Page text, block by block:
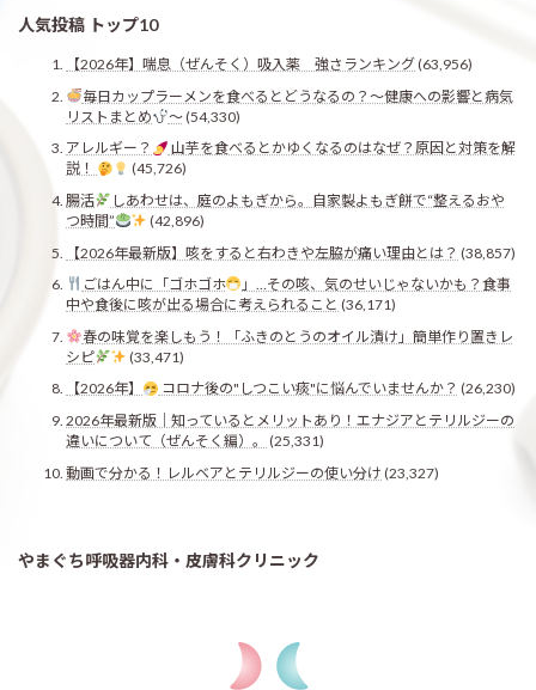
人気投稿 トップ10
【2026年】喘息（ぜんそく）吸入薬 強さランキング(63,956)
毎日カップラーメンを食べるとどうなるの？〜健康への影響と病気
リストまとめ
〜(54,330)
アレルギー？
山芋を食べるとかゆくなるのはなぜ？原因と対策を解
説！
(45,726)
腸活
しあわせは、庭のよもぎから。自家製よもぎ餅で“整えるおや
つ時間”
(42,896)
【2026年最新版】咳をすると右わきや左脇が痛い理由とは？ (38,857)
ごはん中に「ゴホゴホ
」…その咳、気のせいじゃないかも？食事
中や食後に咳が出る場合に考えられること (36,171)
春の味覚を楽しもう！「ふきのとうのオイル漬け」簡単作り置きレ
シピ
(33,471)
【2026年】
コロナ後の"しつこい痰"に悩んでいませんか？ (26,230)
2026年最新版｜知っているとメリットあり！エナジアとテリルジーの
違いについて（ぜんそく編）。
(25,331)
動画で分かる！レルベアとテリルジーの使い分け (23,327)
やまぐち呼吸器内科・皮膚科クリニック